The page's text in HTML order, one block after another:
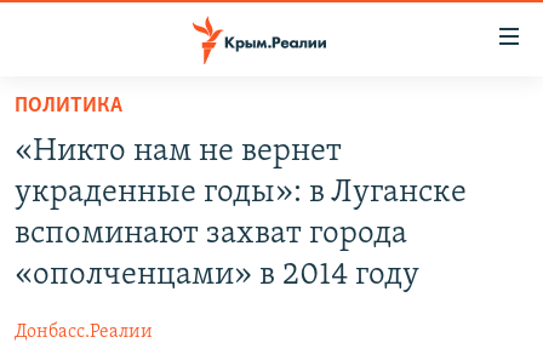
Вернуться
основному
содержанию
Вернутся
главной
Вернутся
КАРТА ВОЕННЫХ ОБЪЕКТОВ КРЫМА
ВОДА
РАДІО СВОБОДА
ПОЛИТИКА
«Никто нам не вернет
украденные годы»: в Луганске
вспоминают захват города
«ополченцами» в 2014 году
Донбасс.Реалии